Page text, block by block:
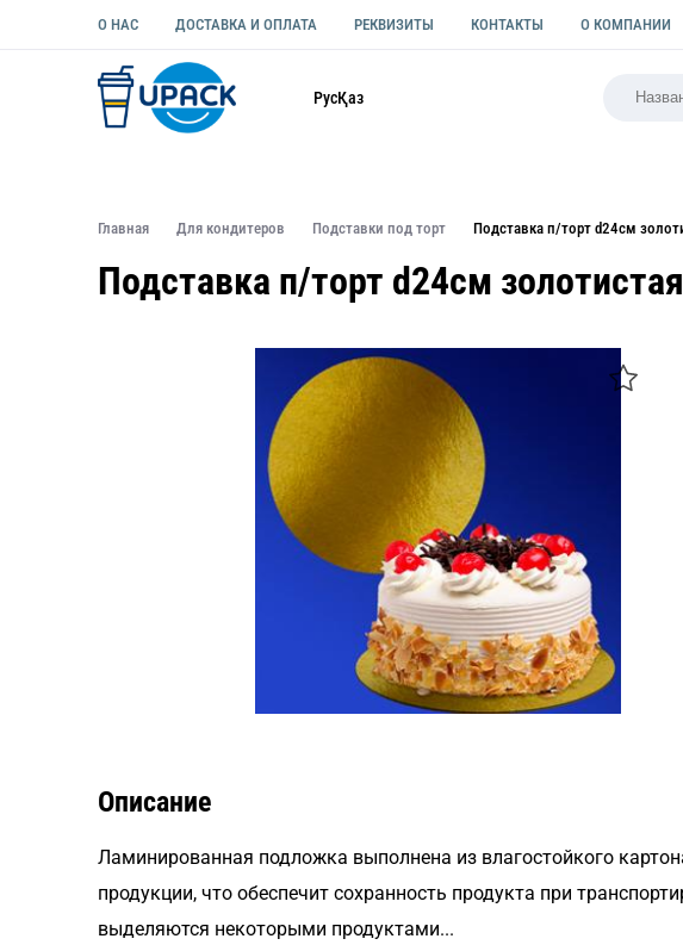
О НАС ДОСТАВКА И ОПЛАТА РЕКВИЗИТЫ КОНТАКТЫ О КОМПАНИИ
РусҚаз
Главная Для кондитеров Подставки под торт Подставка п/торт d24см
Подставка п/торт d24см
Описание
Ламинированная подложка выполнена из влагостойкого
продукции, что обеспечит сохранность продукта при
выделяются некоторыми продуктами...